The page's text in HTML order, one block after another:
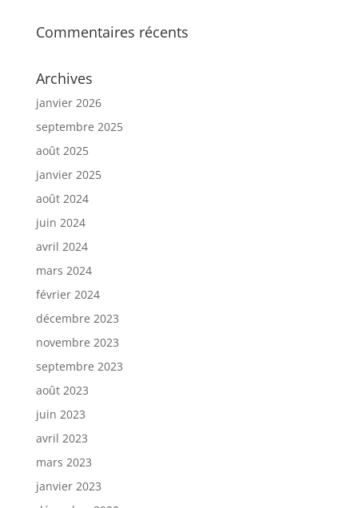
Commentaires récents
Archives
janvier 2026
septembre 2025
août 2025
janvier 2025
août 2024
juin 2024
avril 2024
mars 2024
février 2024
décembre 2023
novembre 2023
septembre 2023
août 2023
juin 2023
avril 2023
mars 2023
janvier 2023